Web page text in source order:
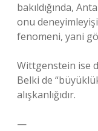
bakıldığında,
onu
fenomeni, yani
Wittgenstein ise
Belki de
alışkanlığıdır.
—